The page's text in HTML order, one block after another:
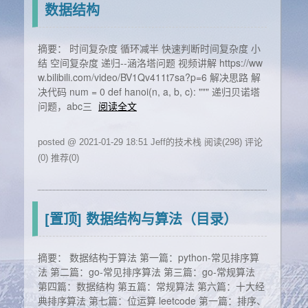
数据结构
摘要： 时间复杂度 循环减半 快速判断时间复杂度 小
结 空间复杂度 递归--涵洛塔问题 视频讲解 https://ww
w.bilibili.com/video/BV1Qv411t7sa?p=6 解决思路 解
决代码 num = 0 def hanoi(n, a, b, c): """ 递归贝诺塔
问题，abc三 阅读全文
posted @ 2021-01-29 18:51 Jeff的技术栈 阅读(298) 评论
(0) 推荐(0)
[置顶] 数据结构与算法（目录）
摘要： 数据结构于算法 第一篇：python-常见排序算
法 第二篇：go-常见排序算法 第三篇：go-常规算法
第四篇：数据结构 第五篇：常规算法 第六篇：十大经
典排序算法 第七篇：位运算 leetcode 第一篇：排序、